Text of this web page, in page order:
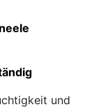
und